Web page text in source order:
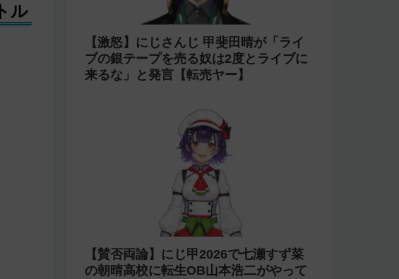
ル
【激怒】にじさんじ 甲斐田晴が「ライ
ブの銀テープを売る奴は2度とライブに
来るな」と発言【転売ヤー】
【賛否両論】にじ甲2026で七瀬すず菜
の朝晴高校に転生OB山本浩二がやって